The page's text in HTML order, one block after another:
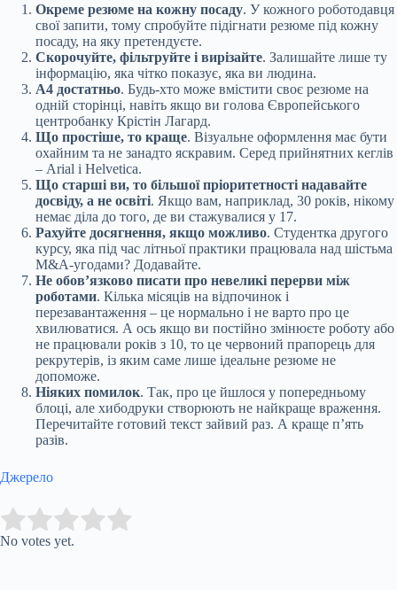
Окреме резюме на кожну посаду. У кожного роботодавця
свої запити, тому спробуйте підігнати резюме під кожну
посаду, на яку претендуєте.
Скорочуйте, фільтруйте і вирізайте. Залишайте лише ту
інформацію, яка чітко показує, яка ви людина.
А4 достатньо. Будь-хто може вмістити своє резюме на
одній сторінці, навіть якщо ви голова Європейського
центробанку Крістін Лагард.
Що простіше, то краще. Візуальне оформлення має бути
охайним та не занадто яскравим. Серед прийнятних кеглів
– Arial і Helvetica.
Що старші ви, то більшої пріоритетності надавайте
досвіду, а не освіті. Якщо вам, наприклад, 30 років, нікому
немає діла до того, де ви стажувалися у 17.
Рахуйте досягнення, якщо можливо. Студентка другого
курсу, яка під час літньої практики працювала над шістьма
M&A-угодами? Додавайте.
Не обовʼязково писати про невеликі перерви між
роботами. Кілька місяців на відпочинок і
перезавантаження – це нормально і не варто про це
хвилюватися. А ось якщо ви постійно змінюєте роботу або
не працювали років з 10, то це червоний прапорець для
рекрутерів, із яким саме лише ідеальне резюме не
допоможе.
Ніяких помилок. Так, про це йшлося у попередньому
блоці, але хибодруки створюють не найкраще враження.
Перечитайте готовий текст зайвий раз. А краще пʼять
разів.
Джерело
Rate this item:
No votes yet.